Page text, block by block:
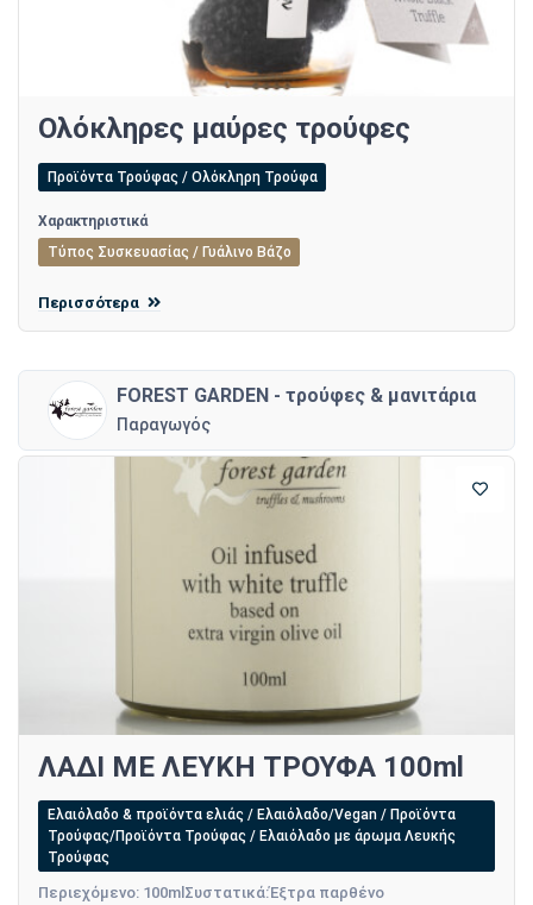
Ολόκληρες μαύρες τρούφες
Προϊόντα Τρούφας / Ολόκληρη Τρούφα
Χαρακτηριστικά
Τύπος Συσκευασίας / Γυάλινο Βάζο
Περισσότερα
FOREST GARDEN - τρούφες & μανιτάρια
Παραγωγός
ΛΑΔΙ ΜΕ ΛΕΥΚΗ ΤΡΟΥΦΑ 100ml
Ελαιόλαδο & προϊόντα ελιάς / Ελαιόλαδο/Vegan / Προϊόντα
Τρούφας/Προϊόντα Τρούφας / Ελαιόλαδο με άρωμα Λευκής
Τρούφας
Περιεχόμενο: 100mlΣυστατικά:Έξτρα παρθένο